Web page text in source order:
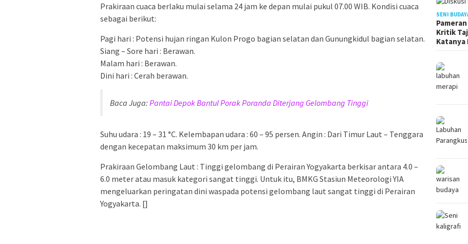
Prakiraan cuaca berlaku mulai selama 24 jam ke depan mulai pukul 07.00 WIB. Kondisi cuaca
sebagai berikut:
Pagi hari : Potensi hujan ringan Kulon Progo bagian selatan dan Gunungkidul bagian selatan.
Siang – Sore hari : Berawan.
Malam hari : Berawan.
Dini hari : Cerah berawan.
Baca Juga: Pantai Depok Bantul Porak Poranda Diterjang Gelombang Tinggi
Suhu udara : 19 – 31 °C. Kelembapan udara : 60 – 95 persen. Angin : Dari Timur Laut – Tenggara
dengan kecepatan maksimum 30 km per jam.
Prakiraan Gelombang Laut : Tinggi gelombang di Perairan Yogyakarta berkisar antara 4.0 –
6.0 meter atau masuk kategori sangat tinggi. Untuk itu, BMKG Stasiun Meteorologi YIA
mengeluarkan peringatan dini waspada potensi gelombang laut sangat tinggi di Perairan
Yogyakarta. []
SENI
Kritik